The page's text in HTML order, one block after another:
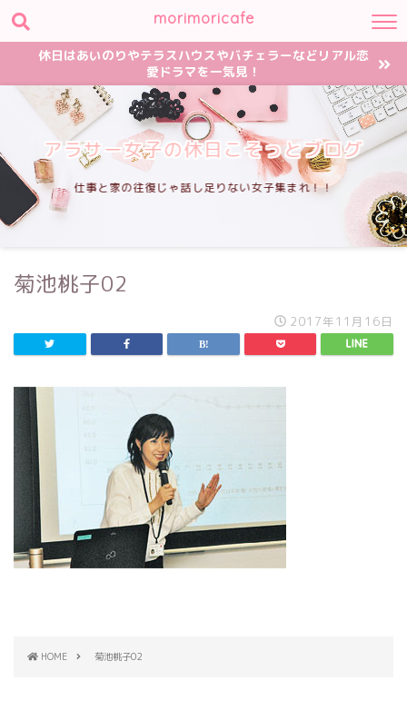
morimoricafe
休日はあいのりやテラスハウスやバチェラーなどリアル恋
愛ドラマを一気見！
アラサー女子の休日こそっとブログ
仕事と家の往復じゃ話し足りない女子集まれ！！
菊池桃子02
2017年11月16日
HOME 菊池桃子02